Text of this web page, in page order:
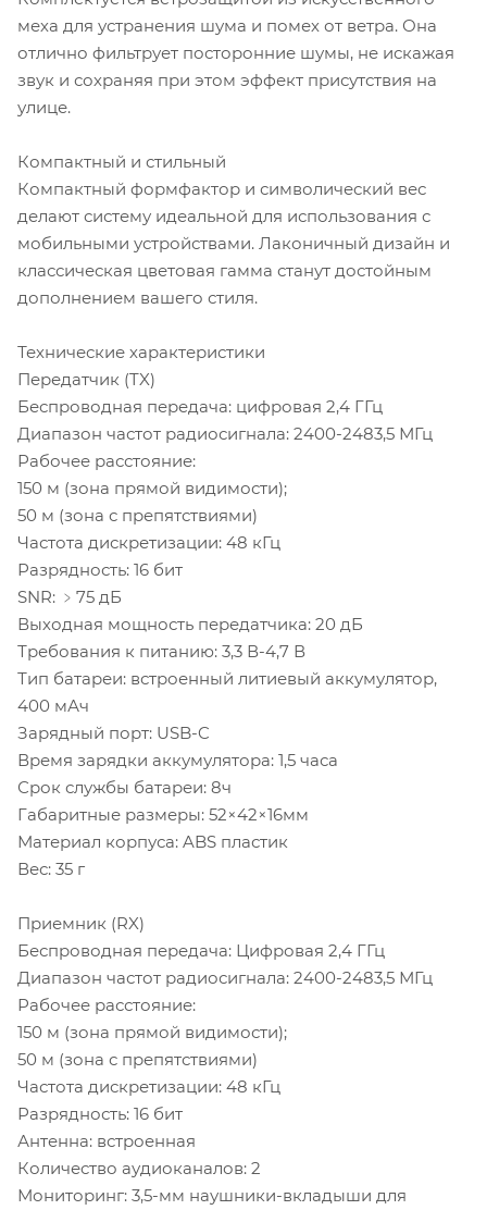
меха для устранения шума и помех от ветра. Она
отлично фильтрует посторонние шумы, не искажая
звук и сохраняя при этом эффект присутствия на
улице.
Компактный и стильный
Компактный формфактор и символический вес
делают систему идеальной для использования с
мобильными устройствами. Лаконичный дизайн и
классическая цветовая гамма станут достойным
дополнением вашего стиля.
Технические характеристики
Передатчик (TX)
Беспроводная передача: цифровая 2,4 ГГц
Диапазон частот радиосигнала: 2400-2483,5 МГц
Рабочее расстояние:
150 м (зона прямой видимости);
50 м (зона с препятствиями)
Частота дискретизации: 48 кГц
Разрядность: 16 бит
SNR: ﹥75 дБ
Выходная мощность передатчика: 20 дБ
Требования к питанию: 3,3 В-4,7 В
Тип батареи: встроенный литиевый аккумулятор,
400 мАч
Зарядный порт: USB-C
Время зарядки аккумулятора: 1,5 часа
Срок службы батареи: 8ч
Габаритные размеры: 52×42×16мм
Материал корпуса: ABS пластик
Вес: 35 г
Приемник (RX)
Беспроводная передача: Цифровая 2,4 ГГц
Диапазон частот радиосигнала: 2400-2483,5 МГц
Рабочее расстояние:
150 м (зона прямой видимости);
50 м (зона с препятствиями)
Частота дискретизации: 48 кГц
Разрядность: 16 бит
Антенна: встроенная
Количество аудиоканалов: 2
Мониторинг: 3,5-мм наушники-вкладыши для